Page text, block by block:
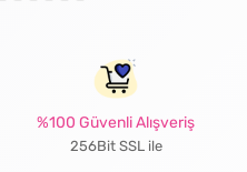
%100 Güvenli Alışveriş
256Bit SSL ile